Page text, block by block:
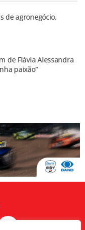
de agronegócio,
de Flávia Alessandra
paixão”